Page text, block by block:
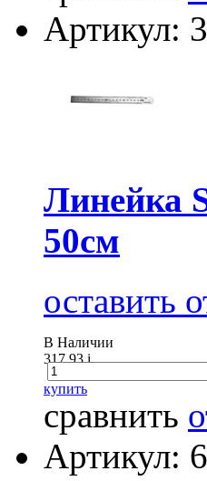
Артикул:
Линейка
50см
оставить
В Наличии
317.93i
купить
сравнить
Артикул: